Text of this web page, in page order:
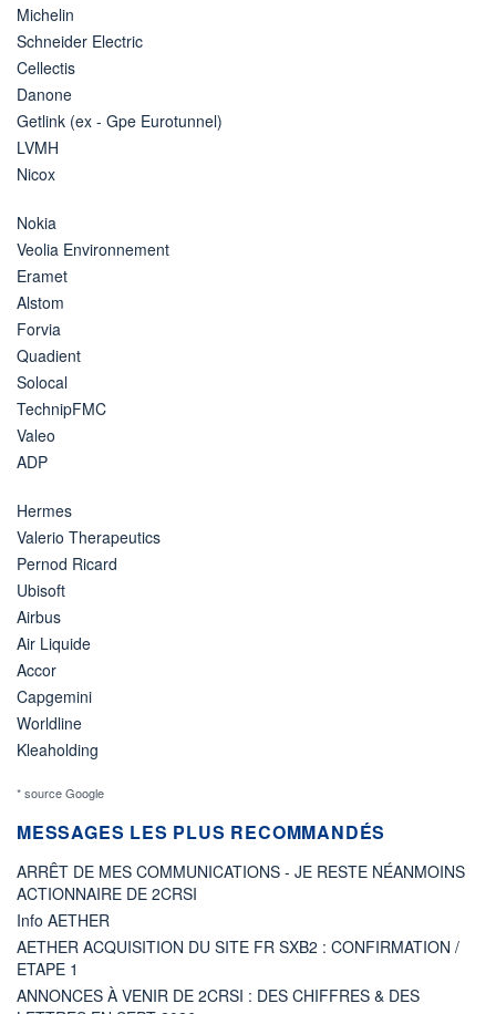
Michelin
Schneider Electric
Cellectis
Danone
Getlink (ex - Gpe Eurotunnel)
LVMH
Nicox
Nokia
Veolia Environnement
Eramet
Alstom
Forvia
Quadient
Solocal
TechnipFMC
Valeo
ADP
Hermes
Valerio Therapeutics
Pernod Ricard
Ubisoft
Airbus
Air Liquide
Accor
Capgemini
Worldline
Kleaholding
* source Google
MESSAGES LES PLUS RECOMMANDÉS
ARRÊT DE MES COMMUNICATIONS - JE RESTE NÉANMOINS
ACTIONNAIRE DE 2CRSI
Info AETHER
AETHER ACQUISITION DU SITE FR SXB2 : CONFIRMATION /
ETAPE 1
ANNONCES À VENIR DE 2CRSI : DES CHIFFRES & DES